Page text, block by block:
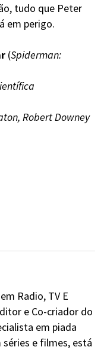
tudo que Peter
em perigo.
(Spiderman:
Robert Downey
Radio, TV E
e Co-criador do
em piada
séries e filmes, está